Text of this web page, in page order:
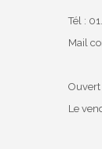
Tél :
Mail
Ouvert
Le